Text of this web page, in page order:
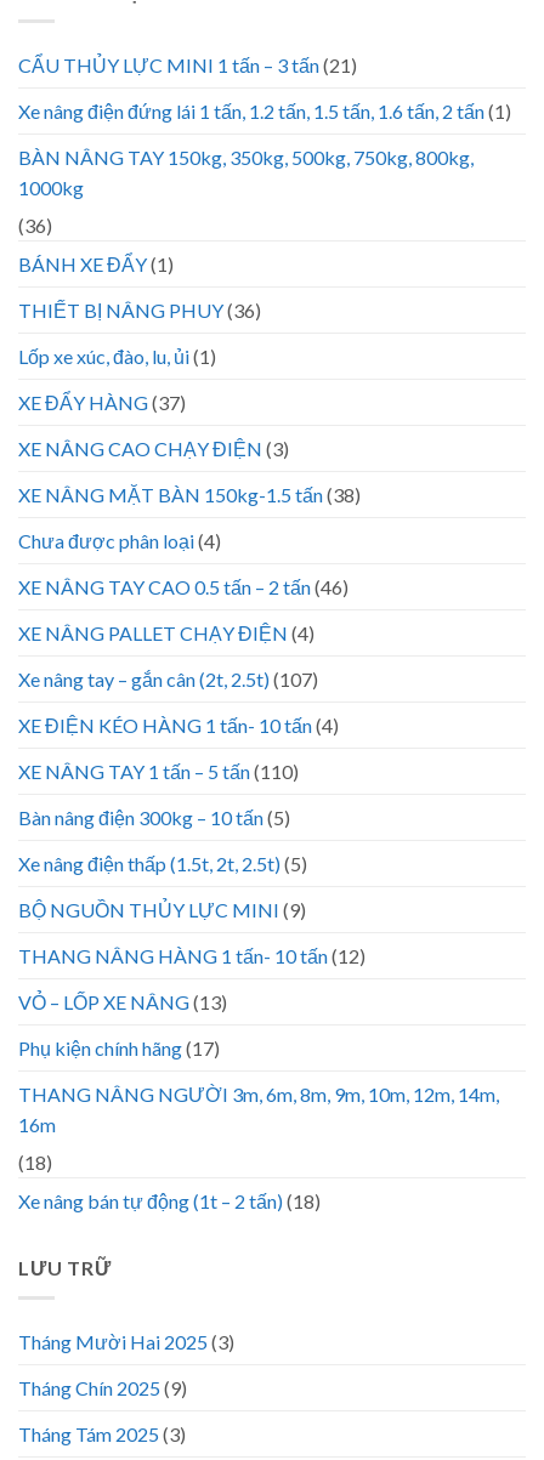
CẨU THỦY LỰC MINI 1 tấn – 3 tấn(21)
Xe nâng điện đứng lái 1 tấn, 1.2 tấn, 1.5 tấn, 1.6 tấn, 2 tấn(1)
BÀN NÂNG TAY 150kg, 350kg, 500kg, 750kg, 800kg,
1000kg
(36)
BÁNH XE ĐẨY(1)
THIẾT BỊ NÂNG PHUY(36)
Lốp xe xúc, đào, lu, ủi(1)
XE ĐẨY HÀNG(37)
XE NÂNG CAO CHẠY ĐIỆN (3)
XE NÂNG MẶT BÀN 150kg-1.5 tấn(38)
Chưa được phân loại(4)
XE NÂNG TAY CAO 0.5 tấn – 2 tấn(46)
XE NÂNG PALLET CHẠY ĐIỆN (4)
Xe nâng tay – gắn cân (2t, 2.5t)(107)
XE ĐIỆN KÉO HÀNG 1 tấn- 10 tấn(4)
XE NÂNG TAY 1 tấn – 5 tấn(110)
Bàn nâng điện 300kg – 10 tấn(5)
Xe nâng điện thấp (1.5t, 2t, 2.5t)(5)
BỘ NGUỒN THỦY LỰC MINI (9)
THANG NÂNG HÀNG 1 tấn- 10 tấn(12)
VỎ – LỐP XE NÂNG(13)
Phụ kiện chính hãng(17)
THANG NÂNG NGƯỜI 3m, 6m, 8m, 9m, 10m, 12m, 14m,
16m
(18)
Xe nâng bán tự động (1t – 2 tấn)(18)
LƯU TRỮ
Tháng Mười Hai 2025(3)
Tháng Chín 2025(9)
Tháng Tám 2025(3)